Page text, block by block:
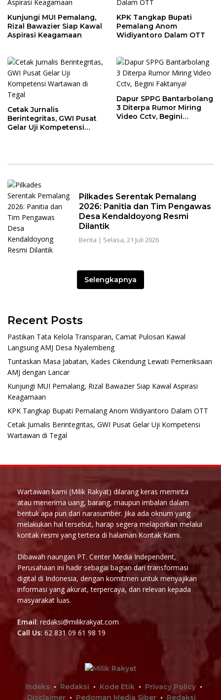
Kunjungi MUI Pemalang,
Rizal Bawazier Siap Kawal
Aspirasi Keagamaan
KPK Tangkap Bupati
Pemalang Anom
Widiyantoro Dalam OTT
Cetak Jurnalis
Berintegritas, GWI Pusat
Gelar Uji Kompetensi
Dapur SPPG Bantarbolang
3 Diterpa Rumor Miring
Video Cctv, Begini
Pilkades Serentak Pemalang
2026: Panitia dan Tim Pengawas
Desa Kendaldoyong Resmi
Dilantik
Berita | Selasa, 21 Juli 2026
Selengkapnya
Recent Posts
Pastikan Tata Kelola Transparan, Camat Pulosari Kawal
Langsung AMJ Desa Nyalembeng
Tuntaskan Masa Jabatan, Kades Cikendung Lewati Pemeriksaan
AMJ dengan Lancar
Kunjungi MUI Pemalang, Rizal Bawazier Siap Kawal Aspirasi
Keagamaan
KPK Tangkap Bupati Pemalang Anom Widiyantoro Dalam OTT
Cetak Jurnalis Berintegritas, GWI Pusat Gelar Uji Kompetensi
Wartawan di Tegal
Wartawan kami (Milik Rakyat) dilarang keras meminta
atau menerima uang, barang, maupun imbalan dalam
bentuk apa pun dari narasumber. Jika ada oknum yang
melakukan hal tersebut, harap segera melaporkan melalui
kontak resmi yang tertera di halaman Kontak Kami.
Dibawah naungan PT. Center Media Independent,
Perusahaan ini hadir sebagai bagian dari transformasi
digital di Indonesia, dengan komitmen untuk menyajikan
informasi yang akurat, terpercaya, dan relevan kepada
masyarakat luas.
Email: redaksi@milikrakyat.com
Call Us: 62 831 09 61 98 19
Indeks Redaksi Kode Etik
Privacy Policy
Disclaimer
Pedoman Media Siber Redaksi